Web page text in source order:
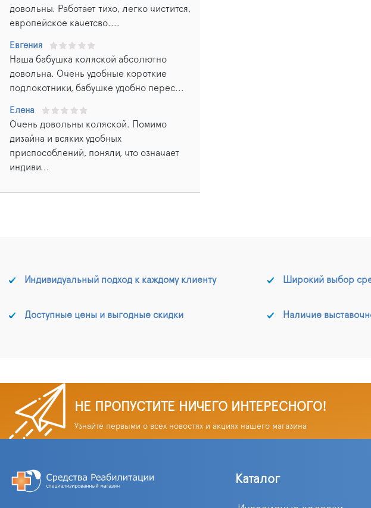
довольны. Работает тихо, легко чистится,
европейское качетсво....
Евгения
Наша бабушка коляской абсолютно
довольна. Очень удобные короткие
подлокотники, бабушке удобно перес...
Елена
Очень довольны коляской. Помимо
дизайна и всяких удобных
приспособлений, поняли, что означает
индиви...
Индивидуальный подход к каждому клиенту Широкий выбор
Доступные цены и выгодные скидки Наличие
НЕ ПРОПУСТИТЕ НИЧЕГО ИНТЕРЕСНОГО!
Узнайте первыми о всех новостях и акциях нашего магазина
Каталог